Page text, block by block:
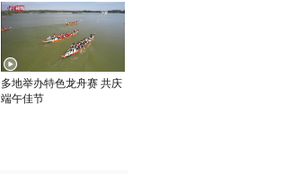
多地举办特色龙舟赛 共庆
端午佳节